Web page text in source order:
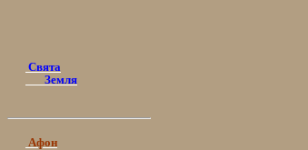
Свята
Земля
Афон